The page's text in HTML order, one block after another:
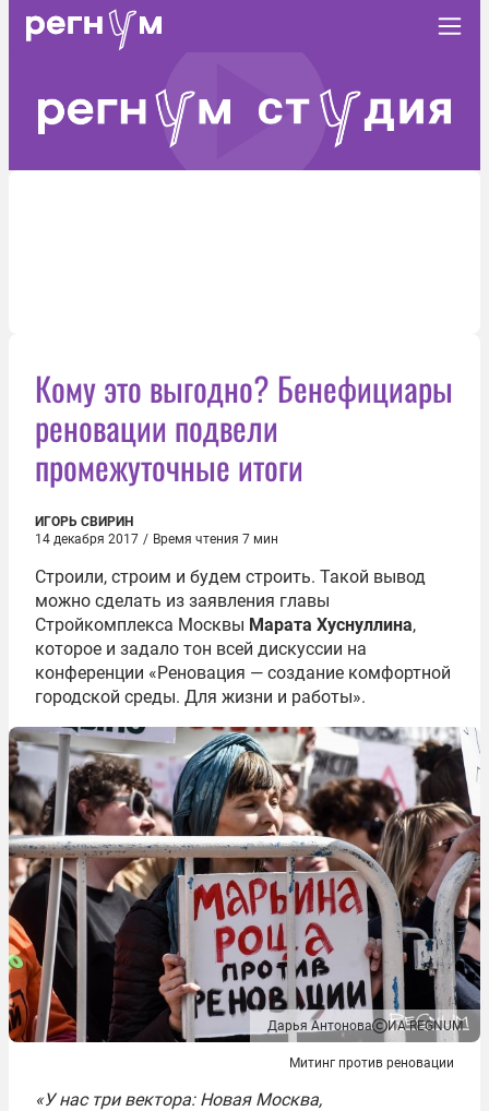
Кому это выгодно? Бенефициары
реновации подвели
промежуточные итоги
ИГОРЬ СВИРИН
14 декабря 2017 / Время чтения 7 мин
Строили, строим и будем строить. Такой вывод
можно сделать из заявления главы
Стройкомплекса Москвы Марата Хуснуллина,
которое и задало тон всей дискуссии на
конференции «Реновация — создание комфортной
городской среды. Для жизни и работы».
Дарья Антонова ИА REGNUM
Митинг против реновации
«У нас три вектора: Новая Москва,